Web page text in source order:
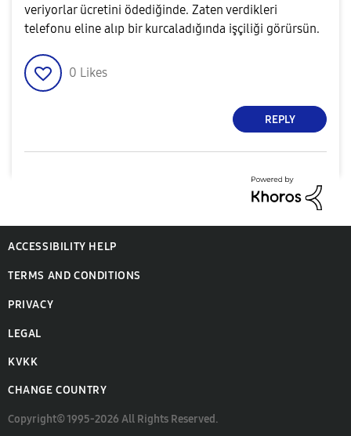
veriyorlar ücretini ödediğinde. Zaten verdikleri
telefonu eline alıp bir kurcaladığında işçiliği görürsün.
0 Likes
REPLY
ACCESSIBILITY HELP
TERMS AND CONDITIONS
PRIVACY
LEGAL
KVKK
CHANGE COUNTRY
Copyright© 1995-2026 All Rights Reserved.